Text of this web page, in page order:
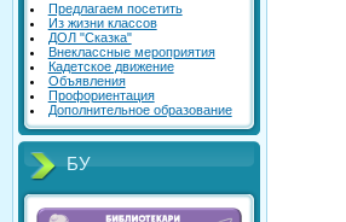
Предлагаем посетить
Из жизни классов
ДОЛ "Сказка"
Внеклассные мероприятия
Кадетское движение
Объявления
Профориентация
Дополнительное образование
БУ